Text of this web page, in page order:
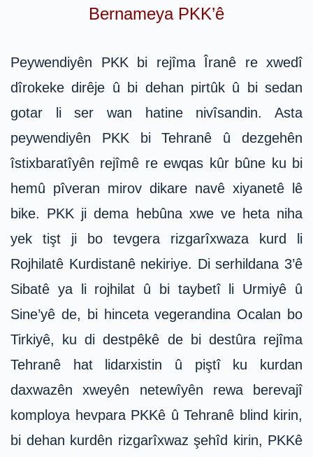
Bernameya PKK’ê
Peywendiyên PKK bi rejîma Îranê re xwedî
dîrokeke dirêje û bi dehan pirtûk û bi sedan
gotar li ser wan hatine nivîsandin. Asta
peywendiyên PKK bi Tehranê û dezgehên
îstixbaratîyên rejîmê re ewqas kûr bûne ku bi
hemû pîveran mirov dikare navê xiyanetê lê
bike. PKK ji dema hebûna xwe ve heta niha
yek tişt ji bo tevgera rizgarîxwaza kurd li
Rojhilatê Kurdistanê nekiriye. Di serhildana 3’ê
Sibatê ya li rojhilat û bi taybetî li Urmiyê û
Sine’yê de, bi hinceta vegerandina Ocalan bo
Tirkiyê, ku di destpêkê de bi destûra rejîma
Tehranê hat lidarxistin û piştî ku kurdan
daxwazên xweyên netewîyên rewa berevajî
komploya hevpara PKKê û Tehranê blind kirin,
bi dehan kurdên rizgarîxwaz şehîd kirin, PKKê